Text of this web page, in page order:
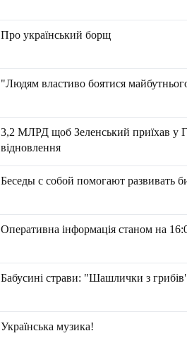
Про український борщ
"Людям властиво боятися
3,2 МЛРД щоб Зеленський приїхав у
відновлення
Беседы с собой помогают развивать
Оперативна інформація станом на
Бабусині страви: "Шашлички з
Українська музика!